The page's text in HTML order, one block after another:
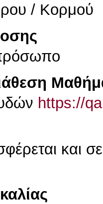
/ Κορμού
https://
και